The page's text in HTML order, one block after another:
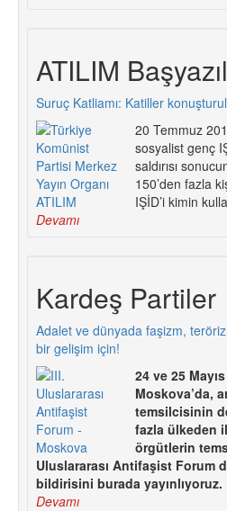
ATILIM
Suruç Katliamı: Katiller
20 Temmuz
sosyalist genç
saldırısı
150’den fazla
IŞİD’i kimin
Devamı
Kardeş Partiler
Adalet ve dünyada faşizm,
bir gelişim için!
24 ve 25
Moskova’da,
temsilcisinin
fazla ülkeden
örgütlerin
Uluslararası Antifaşist Forum
bildirisini burada yayınlıyoruz.
Devamı